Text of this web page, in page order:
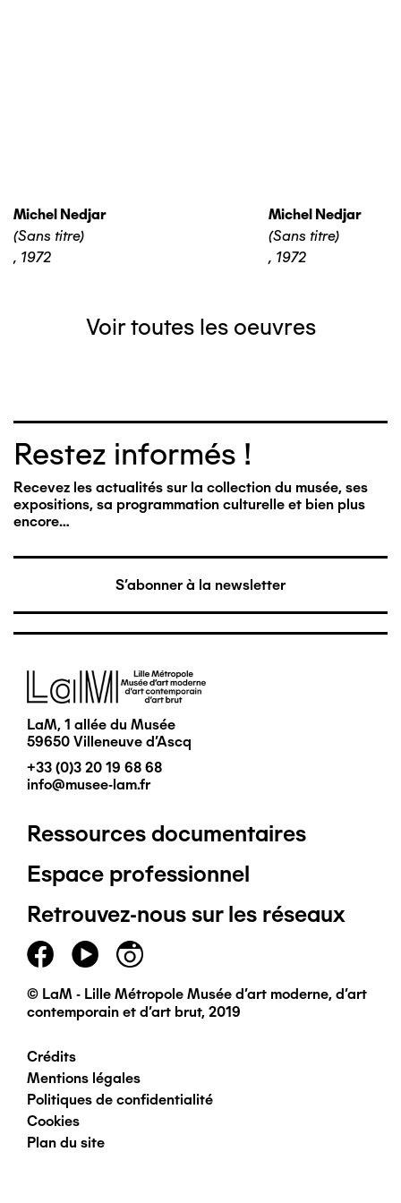
Michel Nedjar
(Sans titre)
, 1972
Michel Nedjar
(Sans titre)
, 1972
Voir toutes les oeuvres
Restez informés !
Recevez les actualités sur la collection du musée, ses
expositions, sa programmation culturelle et bien plus
encore…
S'abonner à la newsletter
Image
LaM, 1 allée du Musée
59650 Villeneuve d'Ascq
+33 (0)3 20 19 68 68
info@musee-lam.fr
Pied
de
page
principal
Ressources documentaires
Espace professionnel
Retrouvez-nous sur les réseaux
© LaM - Lille Métropole Musée d'art moderne, d'art
contemporain et d'art brut, 2019
Pied
de
page
Crédits
Mentions légales
Politiques de confidentialité
Cookies
Plan du site